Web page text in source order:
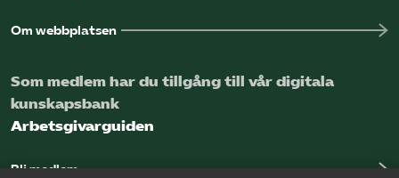
Om webbplatsen
Som medlem har du tillgång till vår digitala
kunskapsbank
Arbetsgivarguiden
Bli medlem